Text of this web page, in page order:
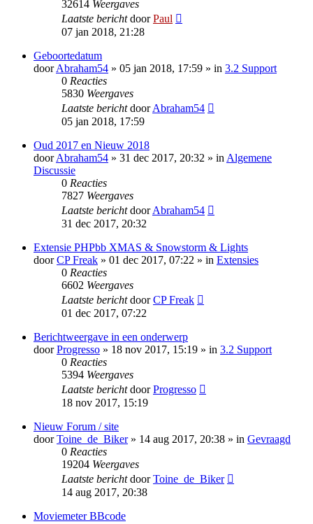
32614 Weergaves
Laatste berichtdoorPaul
07 jan 2018, 21:28
Geboortedatum
doorAbraham54 » 05 jan 2018, 17:59 » in 3.2 Support
0 Reacties
5830 Weergaves
Laatste berichtdoorAbraham54
05 jan 2018, 17:59
Oud 2017 en Nieuw 2018
doorAbraham54 » 31 dec 2017, 20:32 » inAlgemene
Discussie
0 Reacties
7827 Weergaves
Laatste berichtdoorAbraham54
31 dec 2017, 20:32
Extensie PHPbb XMAS & Snowstorm & Lights
doorCP Freak » 01 dec 2017, 07:22 » in Extensies
0 Reacties
6602 Weergaves
Laatste berichtdoorCP Freak
01 dec 2017, 07:22
Berichtweergave in een onderwerp
doorProgresso » 18 nov 2017, 15:19 » in 3.2 Support
0 Reacties
5394 Weergaves
Laatste berichtdoorProgresso
18 nov 2017, 15:19
Nieuw Forum / site
doorToine_de_Biker» 14 aug 2017, 20:38 » in Gevraagd
0 Reacties
19204 Weergaves
Laatste berichtdoorToine_de_Biker
14 aug 2017, 20:38
Moviemeter BBcode